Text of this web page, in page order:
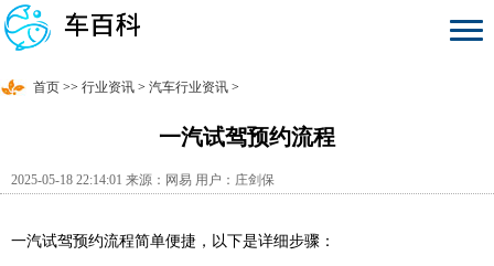
首页 >> 行业资讯 > 汽车行业资讯 >
一汽试驾预约流程
2025-05-18 22:14:01 来源：网易 用户：庄剑保
一汽试驾预约流程简单便捷，以下是详细步骤：